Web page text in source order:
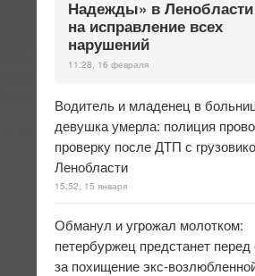
Надежды» в
на исправление всех
нарушений
11:28, 16 февраля
Водитель и младенец в
девушка умерла: полиция
проверку после ДТП с
Ленобласти
15:52, 15 января
Обманул и угрожал молотком:
петербуржец предстанет
за похищение экс-